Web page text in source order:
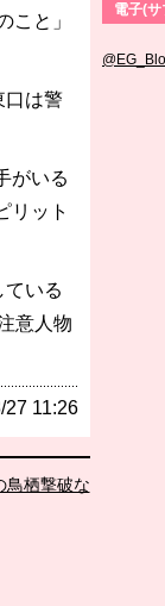
こと」
口は警
がいる
リット
いる
意人物
27 11:26
鳥栖撃破な
電子(